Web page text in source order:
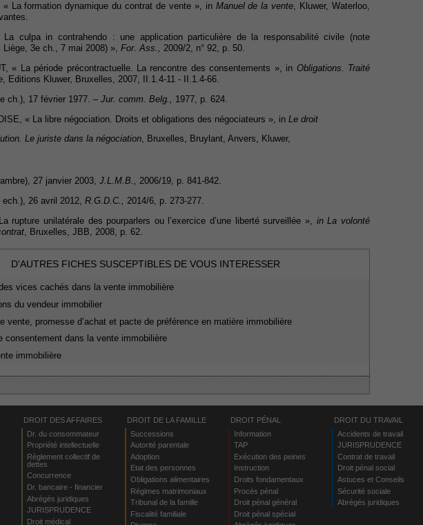
La formation dynamique du contrat de vente », in Manuel de la vente, Kluwer, Waterloo,
culpa in contrahendo : une application particulière de la responsabilité civile (note
3e ch., 7 mai 2008) », For. Ass., 2009/2, n° 92, p. 50.
« La période précontractuelle. La rencontre des consentements », in Obligations. Traité
, Editions Kluwer, Bruxelles, 2007, II.1.4-11 - II.1.4-66.
ch.), 17 février 1977. – Jur. comm. Belg.,
1977, p. 624.
« La libre négociation. Droits et obligations des négociateurs », in Le droit
Le juriste dans la négociation, Bruxelles, Bruylant, Anvers, Kluwer,
27 janvier 2003, J.L.M.B., 2006/19, p. 841-842.
26 avril 2012, R.G.D.C., 2014/6, p. 273-277.
rupture unilatérale des pourparlers ou l’exercice d’une liberté surveillée », in La volonté
, Bruxelles, JBB, 2008, p. 62.
D'AUTRES FICHES SUSCEPTIBLES DE VOUS INTERESSER
des vices cachés dans la vente immobilière
du vendeur immobilier
vente, promesse d’achat et pacte de préférence en matière immobilière
consentement dans la vente immobilière
immobilière
DROIT DES AFFAIRES
Dr. du consommateur
Propriété intellectuelle
Règlement collectif de
dettes
Concurrence
Dr. bancaire - financier
Abrégés juridiques
JURISPRUDENCE
Droit médical
DROIT DE LA FAMILLE
Successions
Autorité parentale
Adoption
Etat des personnes
Obligations alimentaires
Régimes matrimoniaux
Tribunal de la famille
Fiscalité familiale
DROIT PÉNAL
Information
TAP
Exécution des peines
Instruction
Droits fondamentaux
Procès pénal
Droit pénal général
Droit pénal spécial
DROIT DU TRAVAIL
Accidents de travail
JURISPRUDENCE
Contrat de travail
Droit pénal social
Astuces et Conseils
Sécurité sociale
Abrégés juridiques